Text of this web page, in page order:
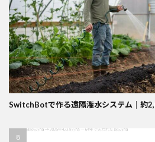
SwitchBotで作る遠隔潅水システム｜約